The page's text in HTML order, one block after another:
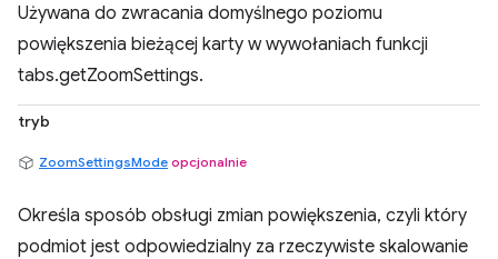
Używana do zwracania domyślnego poziomu
powiększenia bieżącej karty w wywołaniach funkcji
tabs.getZoomSettings.
tryb
ZoomSettingsMode opcjonalnie
Określa sposób obsługi zmian powiększenia, czyli który
podmiot jest odpowiedzialny za rzeczywiste skalowanie